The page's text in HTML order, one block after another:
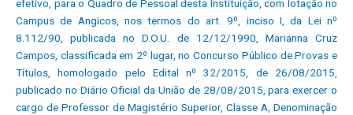
efetivo, para o Quadro de Pessoal desta Instituição, com lotação no
Campus de Angicos, nos termos do art. 9º, inciso I, da Lei nº
8.112/90, publicada no D.O.U. de 12/12/1990, Marianna Cruz
Campos, classificada em 2º lugar, no Concurso Público de Provas e
Títulos, homologado pelo Edital nº 32/2015, de 26/08/2015,
publicado no Diário Oficial da União de 28/08/2015, para exercer o
cargo de Professor de Magistério Superior, Classe A, Denominação